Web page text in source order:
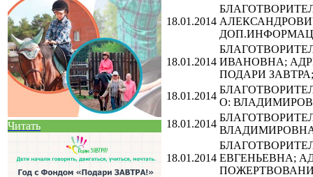
Читать
18.01.2014
18.01.2014 ИВАНОВНА;
ПОДАРИ ЗАВТРА;
18.01.2014
О:
18.01.2014
18.01.2014 ЕВГЕНЬЕВНА;